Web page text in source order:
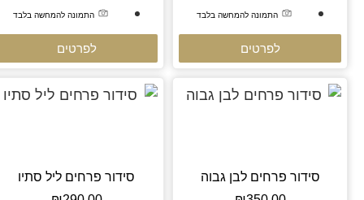
התמונה להמחשה בלבד
לפרטים
התמונה להמחשה בלבד
לפרטים
סידור פרחים לבן גבוה
סידור פרחים ליל סתיו